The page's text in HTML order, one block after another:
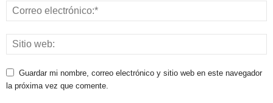
Guardar mi nombre, correo electrónico y sitio web en este navegador
la próxima vez que comente.